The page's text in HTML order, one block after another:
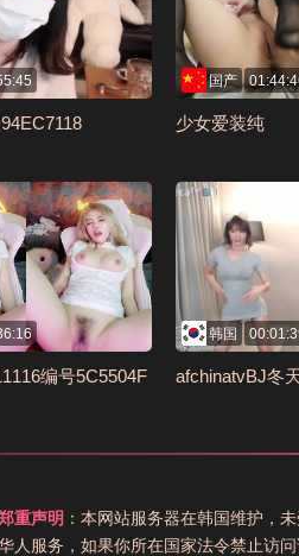
国产
少女爱装纯
编号5C5504F
韩国
afchinatvBJ冬
重声明 ：本网站服务器在韩国维护，
人服务，如果你所在国家法令禁止访